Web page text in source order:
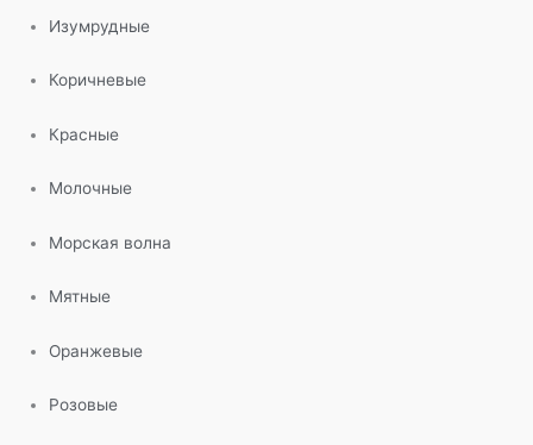
Изумрудные
Коричневые
Красные
Молочные
Морская волна
Мятные
Оранжевые
Розовые